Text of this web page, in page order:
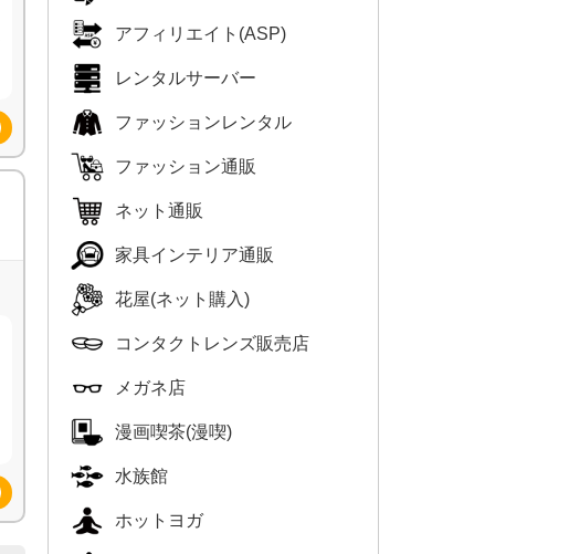
アフィリエイト(ASP)
レンタルサーバー
ファッションレンタル
ファッション通販
ネット通販
家具インテリア通販
花屋(ネット購入)
コンタクトレンズ販売店
メガネ店
漫画喫茶(漫喫)
水族館
ホットヨガ